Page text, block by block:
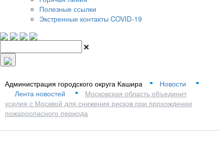
Полезные ссылки
Экстренные контакты COVID-19
Администрация городского округа Кашира ■ Новости ■
Лента новостей ■
Московская область объединит
усилия с Москвой для снижения рисков при прохождении
пожароопасного периода